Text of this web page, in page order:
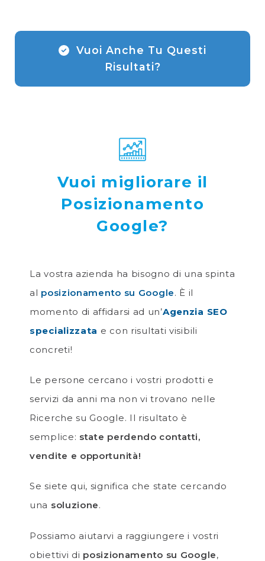
Vuoi Anche Tu Questi
Risultati?
Vuoi migliorare il
Posizionamento
Google?
La vostra azienda ha bisogno di una spinta
al posizionamento su Google. È il
momento di affidarsi ad un’Agenzia SEO
specializzata e con risultati visibili
concreti!
Le persone cercano i vostri prodotti e
servizi da anni ma non vi trovano nelle
Ricerche su Google. Il risultato è
semplice: state perdendo contatti,
vendite e opportunità!
Se siete qui, significa che state cercando
una soluzione.
Possiamo aiutarvi a raggiungere i vostri
obiettivi di posizionamento su Google,